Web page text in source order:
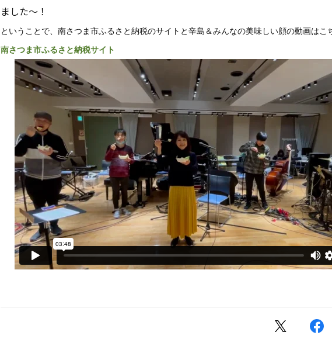
ました〜！
ということで、南さつま市ふるさと納税のサイトと辛島＆みんなの美味しい顔の動画はこ
南さつま市ふるさと納税サイト